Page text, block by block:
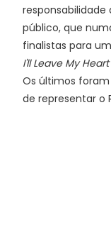
público, que
finalistas para
I'll Leave My Heart
Os últimos
de representar o